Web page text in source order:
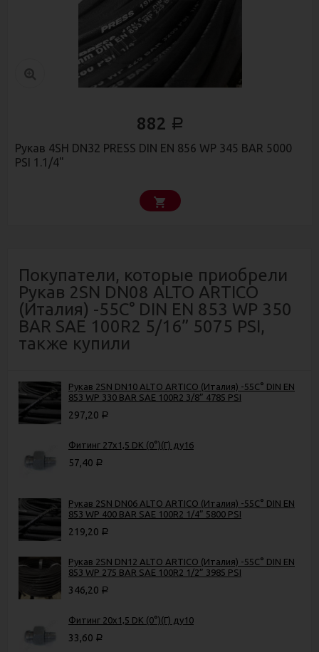
882 Р
Рукав 4SН DN32 PRESS DIN EN 856 WP 345 BAR 5000
PSI 1.1/4"
Покупатели, которые приобрели
Рукав 2SN DN08 ALTO ARTICO
(Италия) -55C° DIN EN 853 WP 350
BAR SAE 100R2 5/16” 5075 PSI,
также купили
Рукав 2SN DN10 ALTO ARTICO (Италия) -55C° DIN EN
853 WP 330 BAR SAE 100R2 3/8” 4785 PSI
297,20 Р
Фитинг 27х1,5 DK (0°)(Г) ду16
57,40 Р
Рукав 2SN DN06 ALTO ARTICO (Италия) -55C° DIN EN
853 WP 400 BAR SAE 100R2 1/4” 5800 PSI
219,20 Р
Рукав 2SN DN12 ALTO ARTICO (Италия) -55C° DIN EN
853 WP 275 BAR SAE 100R2 1/2” 3985 PSI
346,20 Р
Фитинг 20х1,5 DK (0°)(Г) ду10
33,60 Р